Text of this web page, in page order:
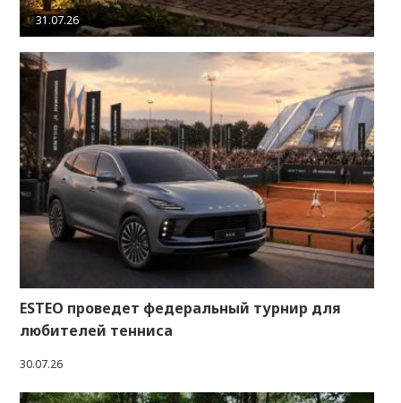
31.07.26
ESTEO проведет федеральный турнир для
любителей тенниса
30.07.26